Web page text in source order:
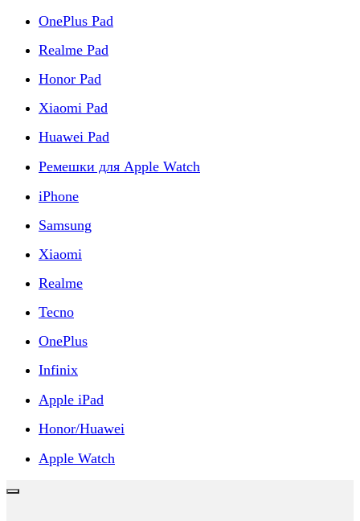
OnePlus Pad
Realme Pad
Honor Pad
Xiaomi Pad
Huawei Pad
Ремешки для Apple Watch
iPhone
Samsung
Xiaomi
Realme
Tecno
OnePlus
Infinix
Apple iPad
Honor/Huawei
Apple Watch